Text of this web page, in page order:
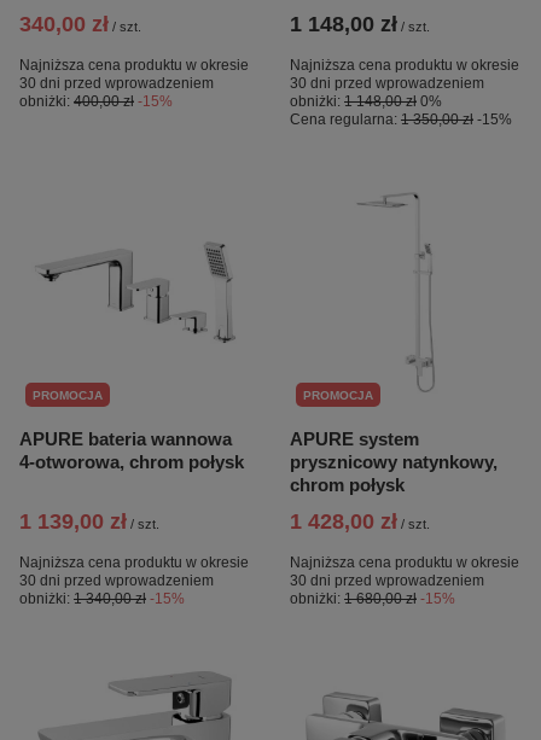
340,00 zł / szt.
Najniższa cena produktu w okresie
30 dni przed wprowadzeniem
obniżki: 400,00 zł -15%
1 148,00 zł / szt.
Najniższa cena produktu w okresie
30 dni przed wprowadzeniem
obniżki: 1 148,00 zł 0%
Cena regularna: 1 350,00 zł -15%
PROMOCJA
APURE bateria wannowa
4-otworowa, chrom połysk
1 139,00 zł / szt.
Najniższa cena produktu w okresie
30 dni przed wprowadzeniem
obniżki: 1 340,00 zł -15%
PROMOCJA
APURE system
prysznicowy natynkowy,
chrom połysk
1 428,00 zł / szt.
Najniższa cena produktu w okresie
30 dni przed wprowadzeniem
obniżki: 1 680,00 zł -15%